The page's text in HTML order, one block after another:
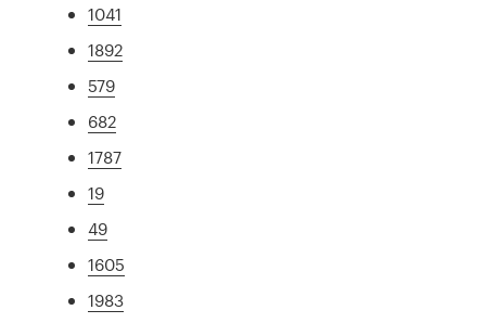
1041
1892
579
682
1787
19
49
1605
1983